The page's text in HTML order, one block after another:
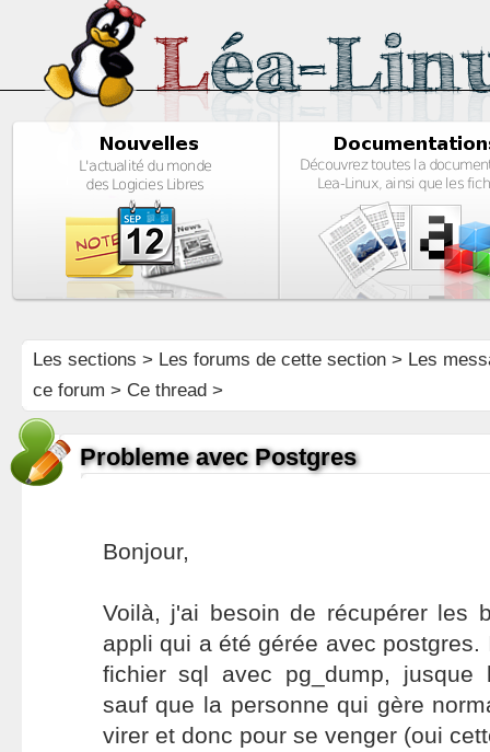
Les sections > Les forums de cette section> Les
ce forum > Ce thread >
Probleme avec Postgres
Bonjour,
Voilà, j'ai besoin de récupérer les
appli qui a été gérée avec postgres.
fichier sql avec pg_dump, jusque
sauf que la personne qui gère
virer et donc pour se venger (oui